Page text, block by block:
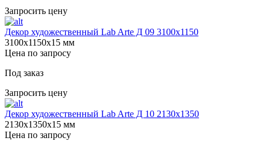
Запросить цену
Декор художественный Lab Arte Д 09 3100х1150
3100х1150х15 мм
Цена по запросу
Под заказ
Запросить цену
Декор художественный Lab Arte Д 10 2130х1350
2130х1350х15 мм
Цена по запросу